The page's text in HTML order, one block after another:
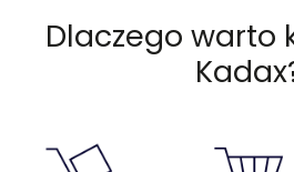
Dlaczego warto